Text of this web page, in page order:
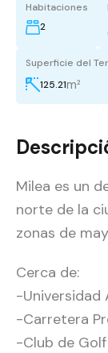
Habitaciones
2
Superficie del
125.21m²
Milea es un
norte de la
zonas de
Cerca de:
-Universidad
-Carretera
-Club de